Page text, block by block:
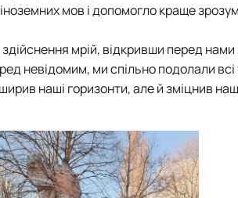
мов і допомогло краще
мрій, відкривши перед нами
невідомим, ми спільно подолали
наші горизонти, але й зміцнив